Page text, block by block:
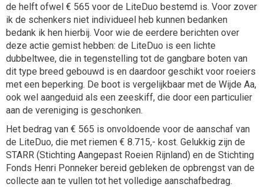
de helft ofwel € 565 voor de LiteDuo bestemd is. Voor zover
ik de schenkers niet individueel heb kunnen bedanken
bedank ik hen hierbij. Voor wie de eerdere berichten over
deze actie gemist hebben: de LiteDuo is een lichte
dubbeltwee, die in tegenstelling tot de gangbare boten van
dit type breed gebouwd is en daardoor geschikt voor roeiers
met een beperking. De boot is vergelijkbaar met de Wijde Aa,
ook wel aangeduid als een zeeskiff, die door een particulier
aan de vereniging is geschonken.
Het bedrag van € 565 is onvoldoende voor de aanschaf van
de LiteDuo, die met riemen € 8.715,- kost. Gelukkig zijn de
STARR (Stichting Aangepast Roeien Rijnland) en de Stichting
Fonds Henri Ponneker bereid gebleken de opbrengst van de
collecte aan te vullen tot het volledige aanschafbedrag.